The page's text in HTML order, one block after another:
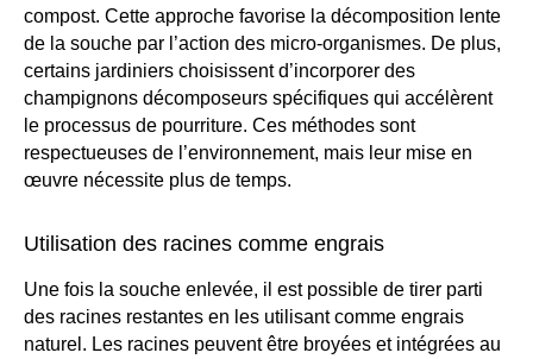
compost. Cette approche favorise la décomposition lente
de la souche par l’action des micro-organismes. De plus,
certains jardiniers choisissent d’incorporer des
champignons décomposeurs spécifiques qui accélèrent
le processus de pourriture. Ces méthodes sont
respectueuses de l’environnement, mais leur mise en
œuvre nécessite plus de temps.
Utilisation des racines comme engrais
Une fois la souche enlevée, il est possible de tirer parti
des racines restantes en les utilisant comme engrais
naturel. Les racines peuvent être broyées et intégrées au